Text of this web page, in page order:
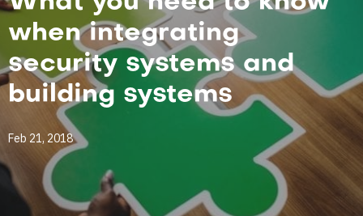
when integrating
security systems and
building systems
Feb 21, 2018